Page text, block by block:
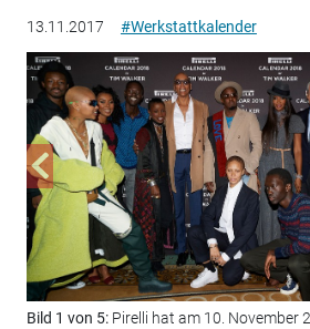
13.11.2017 #Werkstattkalender
Bild 1 von 5: Pirelli hat am 10. November